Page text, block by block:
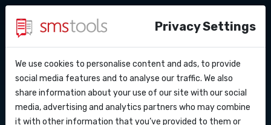
API Docs
Webhooks
Pourquoi smstools ?
Blog
Service level agreement
Contact
Demander une offre
L'expert en SMS
marketing
Privacy Settings
We use cookies to personalise content and ads, to provide
social media features and to analyse our traffic. We also
share information about your use of our site with our social
media, advertising and analytics partners who may combine
it with other information that you’ve provided to them or